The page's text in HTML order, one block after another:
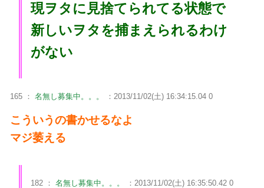
現ヲタに見捨てられてる状態で
新しいヲタを捕まえられるわけ
がない
165 ： 名無し募集中。。。 ：2013/11/02(土) 16:34:15.04 0
こういうの書かせるなよ
マジ萎える
182 ： 名無し募集中。。。 ：2013/11/02(土) 16:35:50.42 0